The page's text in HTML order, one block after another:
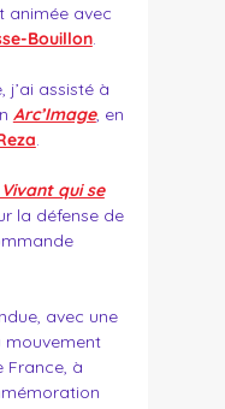
animée avec
Bouillon.
j’ai assisté à
Arc’Image, en
qui se
la défense de
avec une
mouvement
France, à